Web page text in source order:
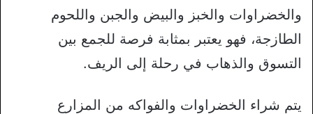
والخضراوات والخبز والبيض والجبن واللحوم
الطازجة، فهو يعتبر بمثابة فرصة للجمع بين
التسوق والذهاب في رحلة إلى الريف.
يتم شراء الخضراوات والفواكه من المزارع